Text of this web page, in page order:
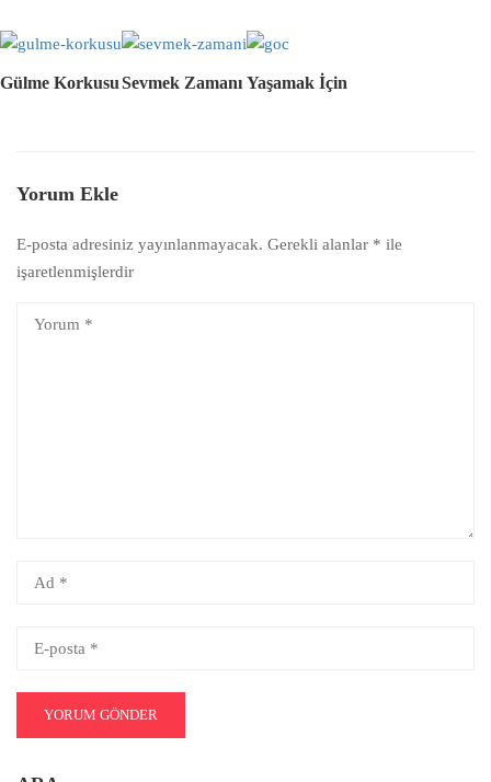
Gülme KorkusuSevmek Zamanı Yaşamak İçin
Yorum Ekle
E-posta adresiniz yayınlanmayacak. Gerekli alanlar * ile
işaretlenmişlerdir